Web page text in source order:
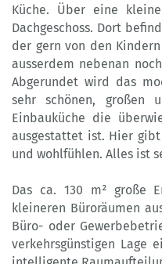
Küche. Über eine
Dachgeschoss. Dort
der gern von den
ausserdem nebenan
Abgerundet wird das
sehr schönen, großen
Einbauküche die
ausgestattet ist. Hier
und wohlfühlen. Alles ist
Das ca. 130 m² große
kleineren Büroräumen
Büro- oder
verkehrsgünstigen Lage